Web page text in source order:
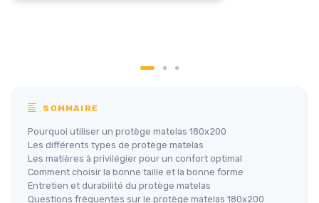
SOMMAIRE
Pourquoi utiliser un protège matelas 180x200
Les différents types de protège matelas
Les matières à privilégier pour un confort optimal
Comment choisir la bonne taille et la bonne forme
Entretien et durabilité du protège matelas
Questions fréquentes sur le protège matelas 180x200